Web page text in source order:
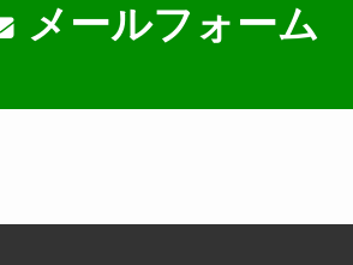
メールフォーム